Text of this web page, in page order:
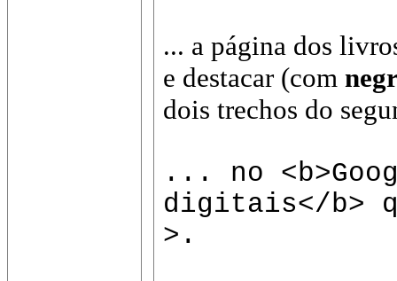
... a página dos
e destacar (com
dois trechos do
... no
digitais</b>
>.